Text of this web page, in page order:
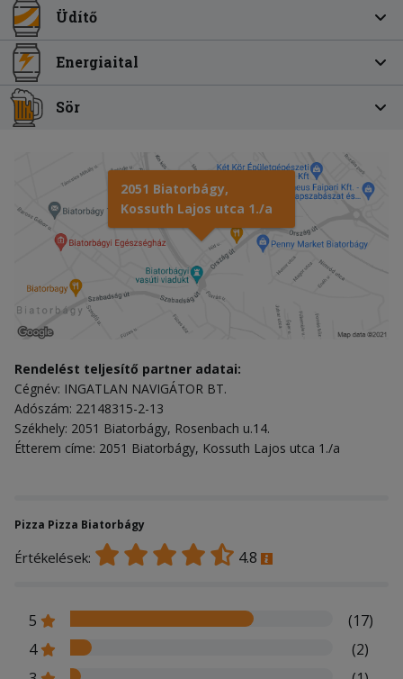
Üdítő
Energiaital
Sör
2051 Biatorbágy,
Kossuth Lajos utca 1./a
Rendelést teljesítő partner adatai:
Cégnév: INGATLAN NAVIGÁTOR BT.
Adószám: 22148315-2-13
Székhely: 2051 Biatorbágy, Rosenbach u.14.
Étterem címe: 2051 Biatorbágy, Kossuth Lajos utca 1./a
Pizza Pizza Biatorbágy
Értékelések: 4.8
5
(17)
4
(2)